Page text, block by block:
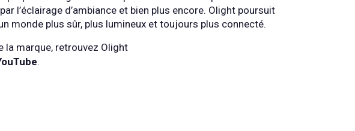
l’éclairage d’ambiance et bien plus encore. Olight poursuit
monde plus sûr, plus lumineux et toujours plus connecté.
la marque, retrouvez Olight
.